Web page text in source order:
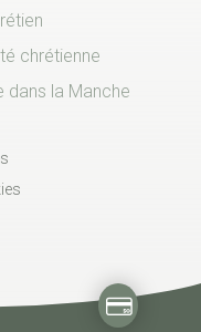
chrétienne
dans la Manche